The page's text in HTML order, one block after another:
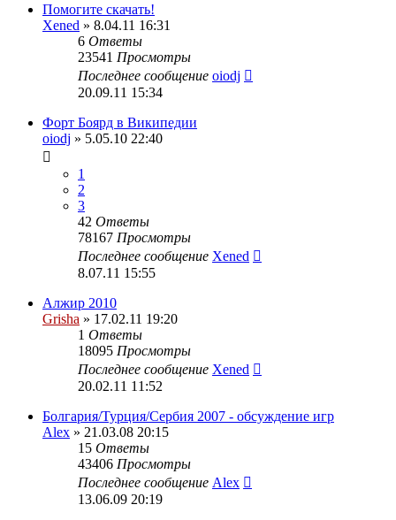
Помогите скачать!
Xened » 8.04.11 16:31
6 Ответы
23541 Просмотры
Последнее сообщение oiodj
20.09.11 15:34
Форт Боярд в Википедии
oiodj » 5.05.10 22:40
1
2
3
42 Ответы
78167 Просмотры
Последнее сообщение Xened
8.07.11 15:55
Алжир 2010
Grisha » 17.02.11 19:20
1 Ответы
18095 Просмотры
Последнее сообщение Xened
20.02.11 11:52
Болгария/Турция/Сербия 2007 - обсуждение игр
Alex » 21.03.08 20:15
15 Ответы
43406 Просмотры
Последнее сообщение Alex
13.06.09 20:19